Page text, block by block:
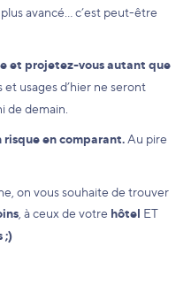
avancé… c’est peut-être
et projetez-vous autant que
et usages d’hier ne seront
de demain.
risque en comparant. Au pire
on vous souhaite de trouver
, à ceux de votre hôtel ET
;)